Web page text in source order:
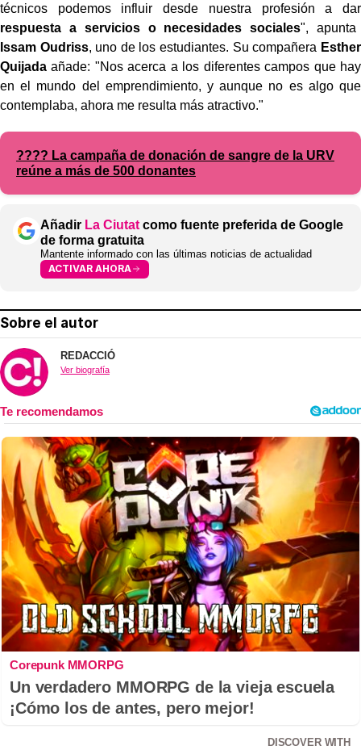
técnicos podemos influir desde nuestra profesión a dar
respuesta a servicios o necesidades sociales", apunta
Issam Oudriss, uno de los estudiantes. Su compañera Esther
Quijada añade: "Nos acerca a los diferentes campos que hay
en el mundo del emprendimiento, y aunque no es algo que
contemplaba, ahora me resulta más atractivo."
???? La campaña de donación de sangre de la URV
reúne a más de 500 donantes
Añadir La Ciutat como fuente preferida de Google
de forma gratuita
Mantente informado con las últimas noticias de actualidad
ACTIVAR AHORA
Sobre el autor
REDACCIÓ
Ver biografía
Corepunk MMORPG
Un verdadero MMORPG de la vieja escuela
¡Cómo los de antes, pero mejor!
DISCOVER WITH